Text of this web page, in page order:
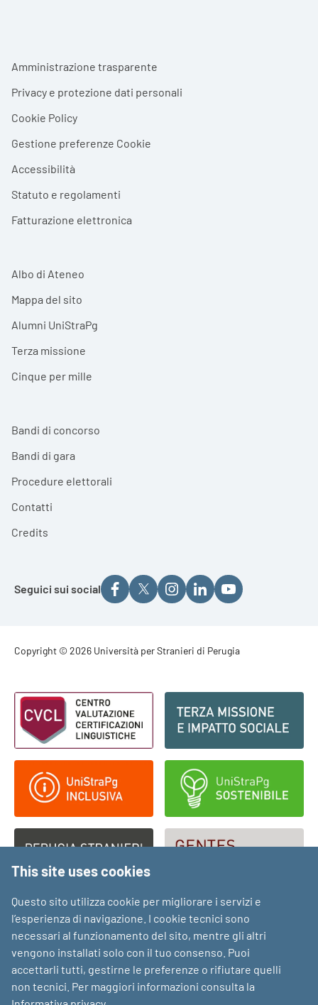
Footer menu
Amministrazione trasparente
Privacy e protezione dati personali
Cookie Policy
Gestione preferenze Cookie
Accessibilità
Statuto e regolamenti
Fatturazione elettronica
Albo di Ateneo
Mappa del sito
Alumni UniStraPg
Terza missione
Cinque per mille
Bandi di concorso
Bandi di gara
Procedure elettorali
Contatti
Credits
Seguici sui social
Footer - Copyright
Copyright © 2026 Università per Stranieri di Perugia
Footer - Loghi
This site uses cookies
Questo sito utilizza cookie per migliorare i servizi e
l’esperienza di navigazione. I cookie tecnici sono
necessari al funzionamento del sito, mentre gli altri
vengono installati solo con il tuo consenso. Puoi
accettarli tutti, gestirne le preferenze o rifiutare quelli
non tecnici. Per maggiori informazioni consulta la